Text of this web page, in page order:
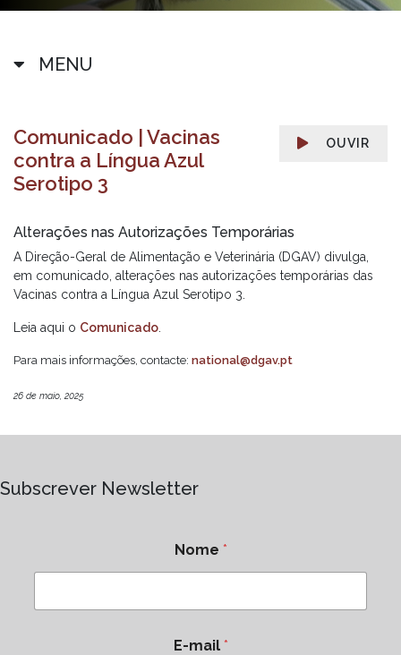
MENU
OUVIR
Comunicado | Vacinas
contra a Língua Azul
Serotipo 3
Alterações nas Autorizações Temporárias
A Direção-Geral de Alimentação e Veterinária (DGAV) divulga,
em comunicado, alterações nas autorizações temporárias das
Vacinas contra a Língua Azul Serotipo 3.
Leia aqui o Comunicado
Para mais informações, contacte: national@dgav.pt
26 de maio, 2025
Subscrever Newsletter
Nome *
E-mail *